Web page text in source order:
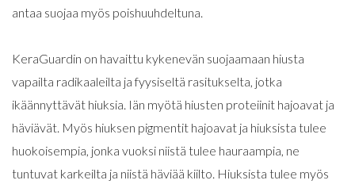
antaa suojaa myös poishuuhdeltuna.
KeraGuardin on havaittu kykenevän suojaamaan hiusta
vapailta radikaaleilta ja fyysiseltä rasitukselta, jotka
ikäännyttävät hiuksia. Iän myötä hiusten proteiinit hajoavat ja
häviävät. Myös hiuksen pigmentit hajoavat ja hiuksista tulee
huokoisempia, jonka vuoksi niistä tulee hauraampia, ne
tuntuvat karkeilta ja niistä häviää kiilto. Hiuksista tulee myös